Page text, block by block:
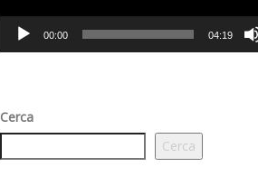
00:00 04:19
Cerca
Cerca